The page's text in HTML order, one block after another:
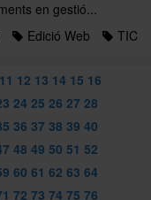
en gestió...
Edició Web TIC
11 12 13 14 15 16
24 25 26 27 28
36 37 38 39 40
48 49 50 51 52
60 61 62 63 64
72 73 74 75 76